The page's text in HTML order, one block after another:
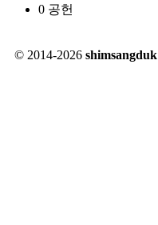
0 공헌
© 2014-2026 shimsangduk